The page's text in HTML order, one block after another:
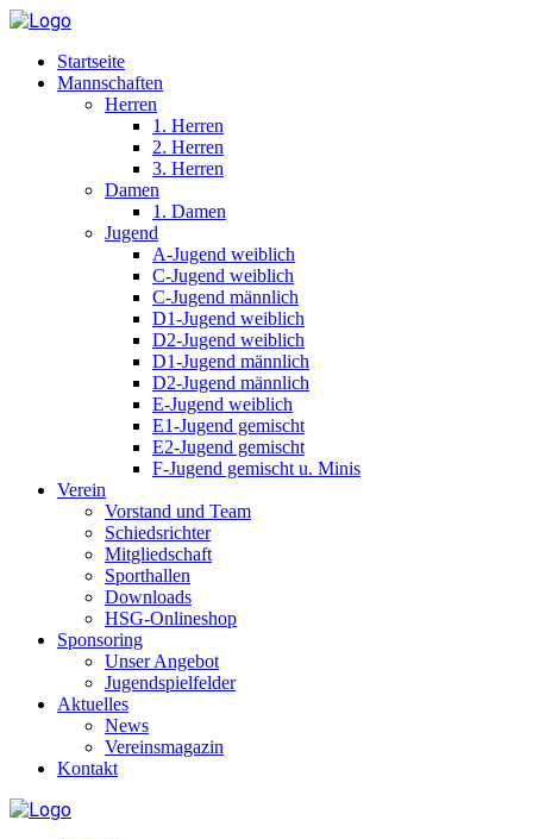
Startseite
Mannschaften
Herren
1. Herren
2. Herren
3. Herren
Damen
1. Damen
Jugend
A-Jugend weiblich
C-Jugend weiblich
C-Jugend männlich
D1-Jugend weiblich
D2-Jugend weiblich
D1-Jugend männlich
D2-Jugend männlich
E-Jugend weiblich
E1-Jugend gemischt
E2-Jugend gemischt
F-Jugend gemischt u. Minis
Verein
Vorstand und Team
Schiedsrichter
Mitgliedschaft
Sporthallen
Downloads
HSG-Onlineshop
Sponsoring
Unser Angebot
Jugendspielfelder
Aktuelles
News
Vereinsmagazin
Kontakt